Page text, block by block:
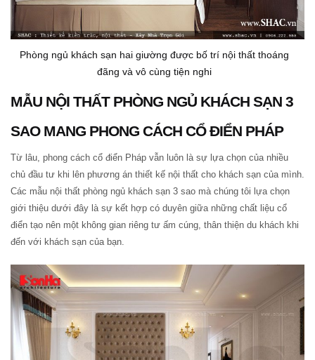
Phòng ngủ khách sạn hai giường được bố trí nội thất thoáng
đãng và vô cùng tiện nghi
MẪU NỘI THẤT PHÒNG NGỦ KHÁCH SẠN 3
SAO MANG PHONG CÁCH CỔ ĐIỂN PHÁP
Từ lâu, phong cách cổ điển Pháp vẫn luôn là sự lựa chọn của nhiều
chủ đầu tư khi lên phương án thiết kế nội thất cho khách sạn của mình.
Các mẫu nội thất phòng ngủ khách sạn 3 sao mà chúng tôi lựa chọn
giới thiệu dưới đây là sự kết hợp có duyên giữa những chất liệu cổ
điển tạo nên một không gian riêng tư ấm cúng, thân thiện du khách khi
đến với khách sạn của bạn.